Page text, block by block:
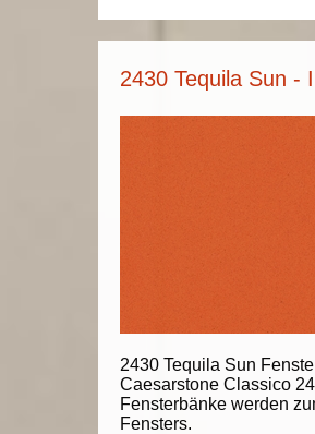
2430 Tequila Sun -
2430 Tequila Sun
Caesarstone Classico
Fensterbänke werden
Fensters.